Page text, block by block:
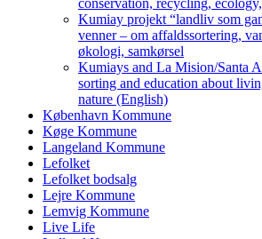
Kumiay projekt “landliv som
venner – om affaldssortering,
økologi, samkørsel
Kumiays and La Mision/Santa
sorting and education about
nature (English)
København Kommune
Køge Kommune
Langeland Kommune
Lefolket
Lefolket bodsalg
Lejre Kommune
Lemvig Kommune
Live Life